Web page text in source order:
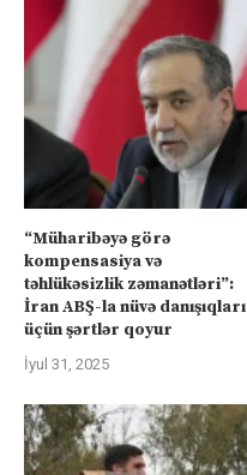
“Müharibəyə görə
kompensasiya və
təhlükəsizlik zəmanətləri”:
İran ABŞ-la nüvə danışıqları
üçün şərtlər qoyur
İyul 31, 2025